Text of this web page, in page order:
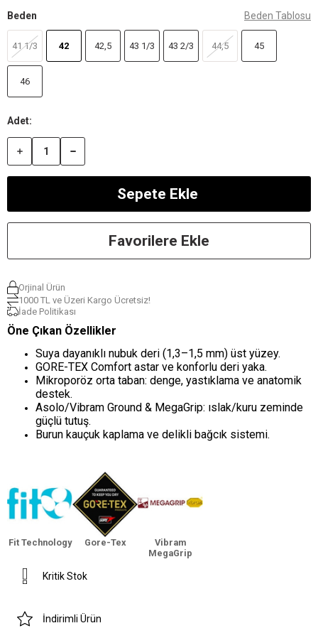
Beden Tablosu
Beden
41 1/3 42 42,5 43 1/3 43 2/3 44,5 45
46
Favorilere Ekle
Orjinal Ürün
1000 TL ve Üzeri Kargo Ücretsiz!
İade Politikası
Öne Çıkan Özellikler
Suya dayanıklı nubuk deri (1,3–1,5 mm) üst yüzey.
GORE-TEX Comfort astar ve konforlu deri yaka.
Mikroporöz orta taban: denge, yastıklama ve anatomik
destek.
Asolo/Vibram Ground & MegaGrip: ıslak/kuru zeminde
güçlü tutuş.
Burun kauçuk kaplama ve delikli bağcık sistemi.
Fit Technology Gore-Tex
Vibram
MegaGrip
Kritik Stok
İndirimli Ürün